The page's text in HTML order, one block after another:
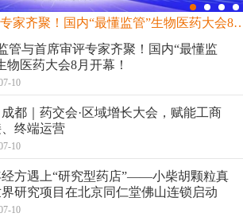
20+监管与首席审评专家齐聚！国内“最
管与首席审评专家齐聚！国内“最懂监
物医药大会8月开幕！
10
成都｜药交会·区域增长大会，赋能工商
终端运营
10
方遇上“研究型药店”——小柴胡颗粒真
研究项目在北京同仁堂佛山连锁启动
10